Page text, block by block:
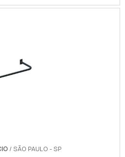
de aço e
de lojas de roupas
comprar as peças
/ SÃO PAULO - SP